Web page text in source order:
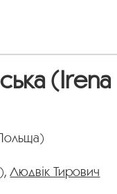
(Irena
Людвік Тирович